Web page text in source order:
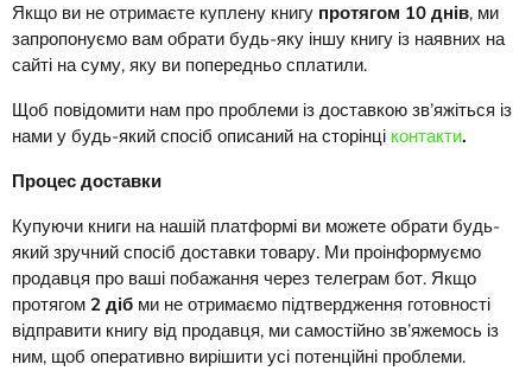
Якщо ви не отримаєте куплену книгу протягом 10 днів, ми
запропонуємо вам обрати будь-яку іншу книгу із наявних на
сайті на суму, яку ви попередньо сплатили.
Щоб повідомити нам про проблеми із доставкою зв’яжіться із
нами у будь-який спосіб описаний на сторінці контакти.
Процес доставки
Купуючи книги на нашій платформі ви можете обрати будь-
який зручний спосіб доставки товару. Ми проінформуємо
продавця про ваші побажання через телеграм бот. Якщо
протягом 2 діб ми не отримаємо підтвердження готовності
відправити книгу від продавця, ми самостійно зв’яжемось із
ним, щоб оперативно вирішити усі потенційні проблеми.